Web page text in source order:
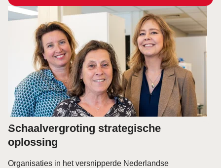
Schaalvergroting strategische
oplossing
Organisaties in het versnipperde Nederlandse